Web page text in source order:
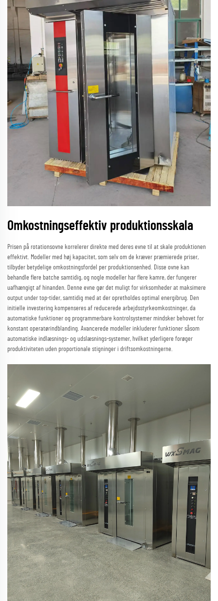
Omkostningseffektiv produktionsskala
Prisen på rotationsovne korrelerer direkte med deres evne til at skale produktionen
effektivt. Modeller med høj kapacitet, som selv om de kræver præmierede priser,
tilbyder betydelige omkostningsfordel per produktionsenhed. Disse ovne kan
behandle flere batche samtidig, og nogle modeller har flere kamre, der fungerer
uafhængigt af hinanden. Denne evne gør det muligt for virksomheder at maksimere
output under top-tider, samtidig med at der opretholdes optimal energibrug. Den
initielle investering kompenseres af reducerede arbejdsstyrkeomkostninger, da
automatiske funktioner og programmerbare kontrolsystemer mindsker behovet for
konstant operatørindblanding. Avancerede modeller inkluderer funktioner såsom
automatiske indlæsnings- og udslæsnings-systemer, hvilket yderligere forøger
produktiviteten uden proportionale stigninger i driftsomkostningerne.